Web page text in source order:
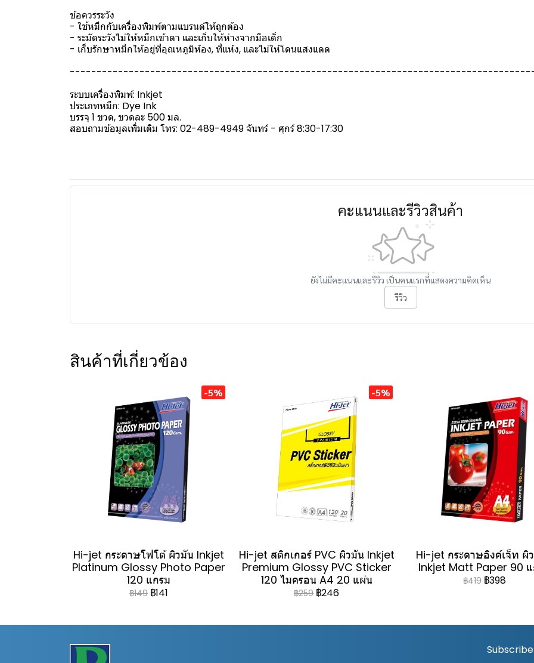
ข้อควรระวัง
- ใช้หมึกกับเครื่องพิมพ์ตามแบรนด์ให้ถูกต้อง
- ระมัดระวังไม่ให้หมึกเข้าตา และเก็บให้ห่างจากมือเด็ก
- เก็บรักษาหมึกให้อยู่ที่อุณหภูมิห้อง, ที่แห้ง, และไม่ให้โดนแสงแดด
ระบบเครื่องพิมพ์: Inkjet
ประเภทหมึก: Dye Ink
บรรจุ 1 ขวด, ขวดละ 500 มล.
สอบถามข้อมูลเพิ่มเติม โทร: 02-489-4949 จันทร์ - ศุกร์ 8:30-17:30
คะแนนและรีวิวสินค้า
ยังไม่มีคะแนนและรีวิว เป็นคนแรกที่แสดงความคิดเห็น
รีวิว
สินค้าที่เกี่ยวข้อง
-5%
Hi-jet กระดาษโฟโต้ ผิวมัน Inkjet
Platinum Glossy Photo Paper
120 แกรม
฿149 ฿141
-5%
Hi-jet สติกเกอร์ PVC ผิวมัน Inkjet
Premium Glossy PVC Sticker
120 ไมครอน A4 20 แผ่น
฿259 ฿246
Hi-jet กระดาษอิงค์เจ็ท ผิ
Inkjet Matt Paper 90 แ
฿419 ฿398
Subscribe